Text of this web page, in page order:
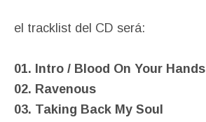
el tracklist del CD será:
01. Intro / Blood On Your Hands
02. Ravenous
03. Taking Back My Soul